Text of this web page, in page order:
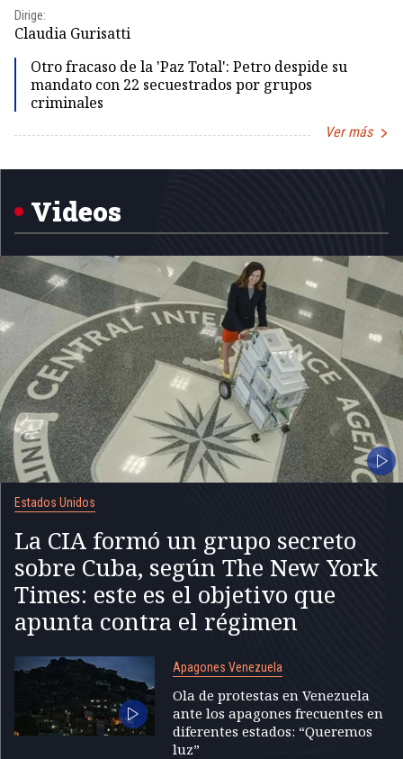
Dirige:
Claudia Gurisatti
Otro fracaso de la 'Paz Total': Petro despide su
mandato con 22 secuestrados por grupos
criminales
Ver más
Videos
Estados Unidos
La CIA formó un grupo secreto
sobre Cuba, según The New York
Times: este es el objetivo que
apunta contra el régimen
Apagones Venezuela
Ola de protestas en Venezuela
ante los apagones frecuentes en
diferentes estados: “Queremos
luz”